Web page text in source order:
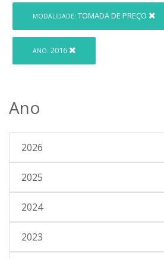
MODALIDADE: TOMADA DE PREÇO
ANO: 2016
Ano
2026
2025
2024
2023